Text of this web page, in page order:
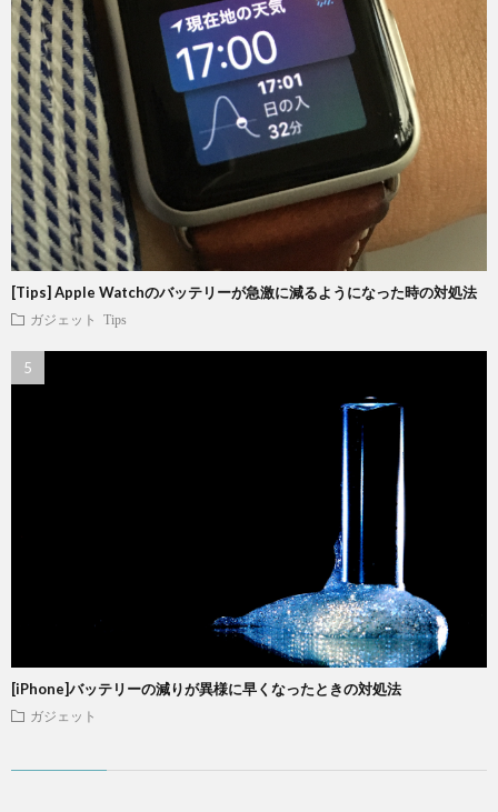
[Tips] Apple Watchのバッテリーが急激に減るようになった時の対処法
ガジェット Tips
[iPhone]バッテリーの減りが異様に早くなったときの対処法
ガジェット